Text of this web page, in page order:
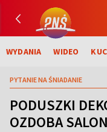
WYDANIA WIDEO
PYTANIE NA ŚNIADANIE
PODUSZKI
OZDOBA